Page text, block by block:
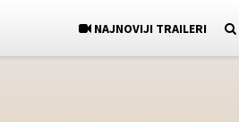
NAJNOVIJI TRAILERI